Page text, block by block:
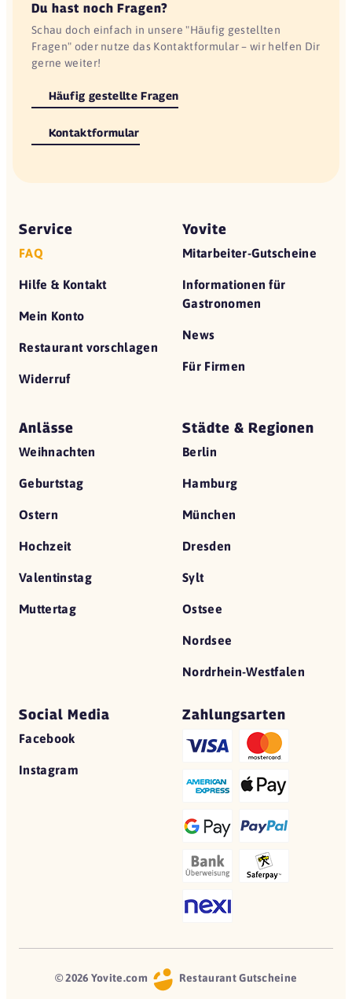
Du hast noch Fragen?
Schau doch einfach in unsere "Häufig gestellten
Fragen" oder nutze das Kontaktformular – wir helfen Dir
gerne weiter!
Häufig gestellte Fragen
Kontaktformular
Service
FAQ
Hilfe & Kontakt
Mein Konto
Restaurant vorschlagen
Widerruf
Yovite
Mitarbeiter-Gutscheine
Informationen für
Gastronomen
News
Für Firmen
Anlässe
Weihnachten
Geburtstag
Ostern
Hochzeit
Valentinstag
Muttertag
Städte & Regionen
Berlin
Hamburg
München
Dresden
Sylt
Ostsee
Nordsee
Nordrhein-Westfalen
Social Media
Facebook
Instagram
Zahlungsarten
© 2026 Yovite.com Restaurant Gutscheine